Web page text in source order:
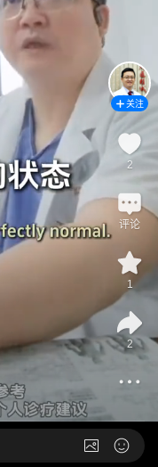
关注
2
评论
1
2